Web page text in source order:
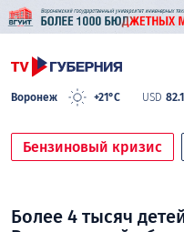
Воронеж +21°C USD
Бензиновый кризис
Более 4 тысяч